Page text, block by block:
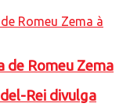
Rei divulga
de Romeu Zema